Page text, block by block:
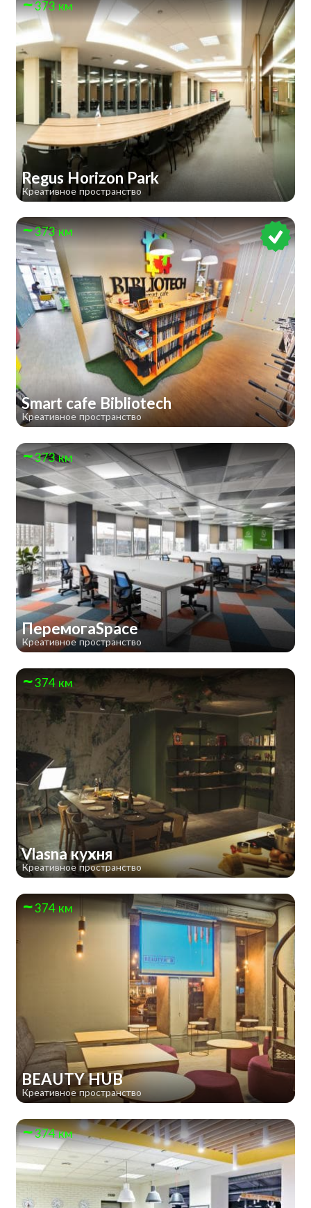
373 км
Regus Horizon Park
Креативное пространство
373 км
Smart cafe Bibliotech
Креативное пространство
373 км
ПеремогаSpace
Креативное пространство
374 км
Vlasna кухня
Креативное пространство
374 км
BEAUTY HUB
Креативное пространство
374 км